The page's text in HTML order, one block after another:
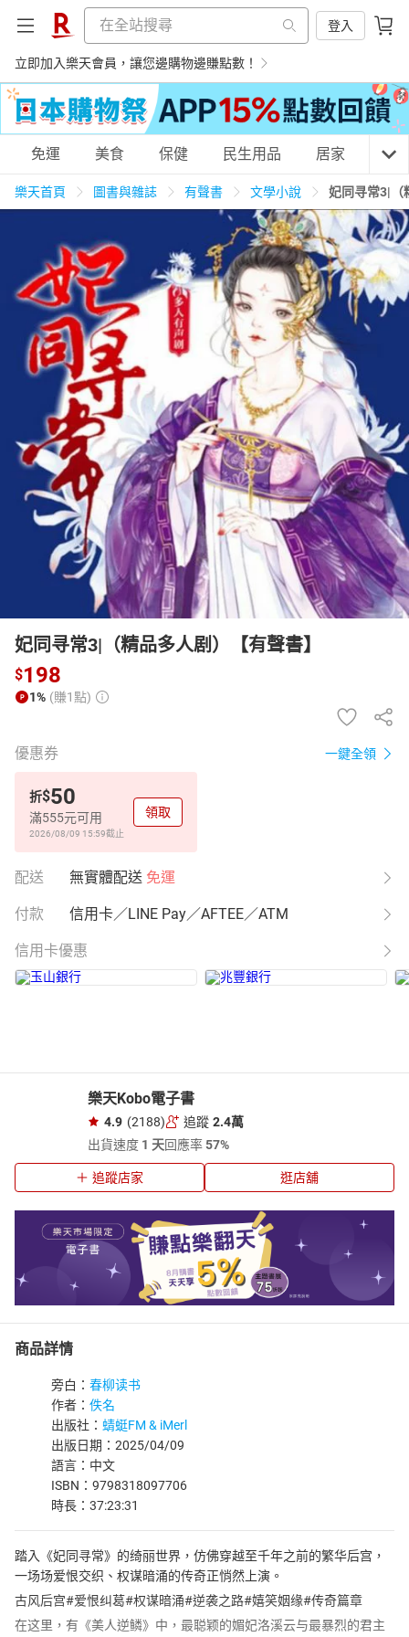
登入
立即加入樂天會員，讓您邊購物邊賺點數！
購物網分類
天天免運 養生保健 民生用品
居家生活 3C家電 運動休閒 親子玩具
女裝 男裝 化妝保養 情趣用品
日本購物 電子/紙本書
HOT
免運 美食 保健 民生用品 居家 3C
樂天首頁 圖書與雜誌 有聲書 文學小說 妃同寻常3|（
妃同寻常3|（精品多人剧）【有聲書】
$198
1% (賺1點)
優惠券 一鍵全領
折$50
滿555元可用
2026/08/09 15:59截止
領取
配送 無實體配送 免運
付款 信用卡／LINE Pay／AFTEE／ATM
信用卡優惠
樂天Kobo電子書
4.9 (2188) 追蹤 2.4萬
出貨速度 1 天回應率57%
追蹤店家 逛店舖
商品詳情
旁白： 春柳读书
作者： 佚名
出版社： 蜻蜓FM & iMerl
出版日期：2025/04/09
語言：中文
ISBN：9798318097706
時長：37:23:31
踏入《妃同寻常》的绮丽世界，仿佛穿越至千年之前的繁华后宫，
一场场爱恨交织、权谋暗涌的传奇正悄然上演。
古风后宫#爱恨纠葛#权谋暗涌#逆袭之路#嬉笑姻缘#传奇篇章
在这里，有《美人逆鳞》中，最聪颖的媚妃洛溪云与最暴烈的君主